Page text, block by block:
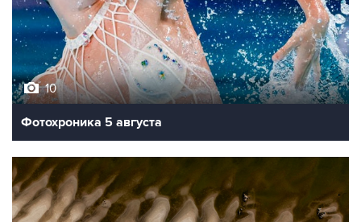
10
Фотохроника 5 августа